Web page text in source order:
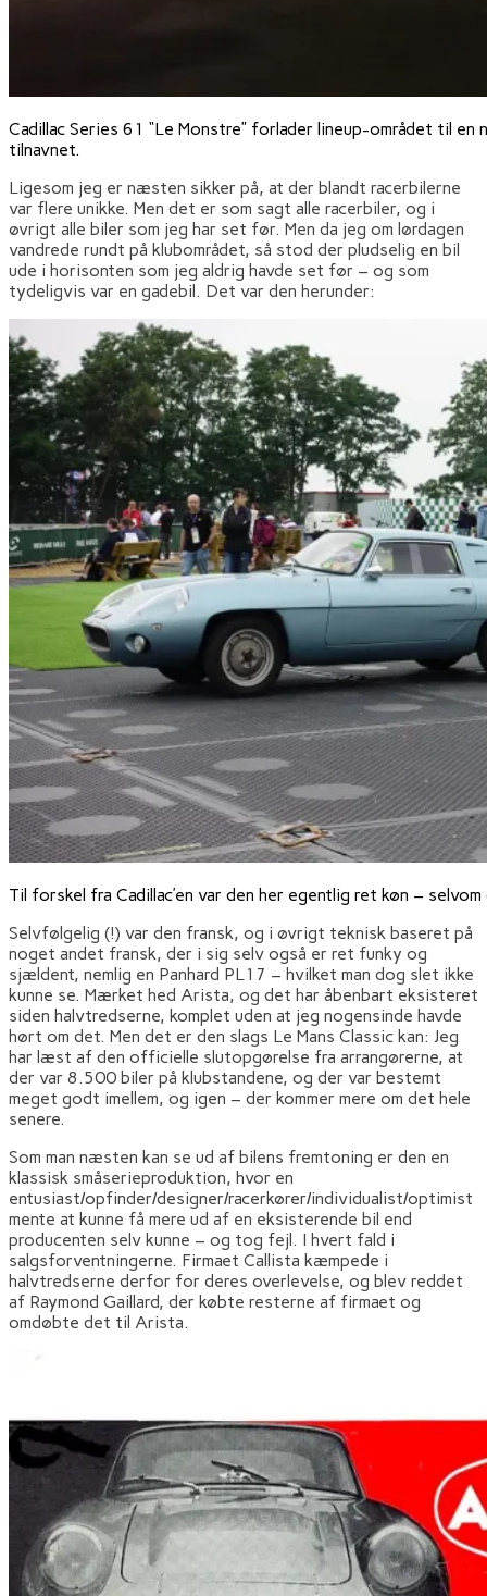
Cadillac Series 61 “Le Monstre” forlader lineup-området til
tilnavnet.
Ligesom jeg er næsten sikker på, at der blandt racerbilerne
var flere unikke. Men det er som sagt alle racerbiler, og i
øvrigt alle biler som jeg har set før. Men da jeg om lørdagen
vandrede rundt på klubområdet, så stod der pludselig en bil
ude i horisonten som jeg aldrig havde set før – og som
tydeligvis var en gadebil. Det var den herunder:
Til forskel fra Cadillac’en var den her egentlig ret køn –
Selvfølgelig (!) var den fransk, og i øvrigt teknisk baseret på
noget andet fransk, der i sig selv også er ret funky og
sjældent, nemlig en Panhard PL17 – hvilket man dog slet ikke
kunne se. Mærket hed Arista, og det har åbenbart eksisteret
siden halvtredserne, komplet uden at jeg nogensinde havde
hørt om det. Men det er den slags Le Mans Classic kan: Jeg
har læst af den officielle slutopgørelse fra arrangørerne, at
der var 8.500 biler på klubstandene, og der var bestemt
meget godt imellem, og igen – der kommer mere om det hele
senere.
Som man næsten kan se ud af bilens fremtoning er den en
klassisk småserieproduktion, hvor en
entusiast/opfinder/designer/racerkører/individualist/optimist
mente at kunne få mere ud af en eksisterende bil end
producenten selv kunne – og tog fejl. I hvert fald i
salgsforventningerne. Firmaet Callista kæmpede i
halvtredserne derfor for deres overlevelse, og blev reddet
af Raymond Gaillard, der købte resterne af firmaet og
omdøbte det til Arista.